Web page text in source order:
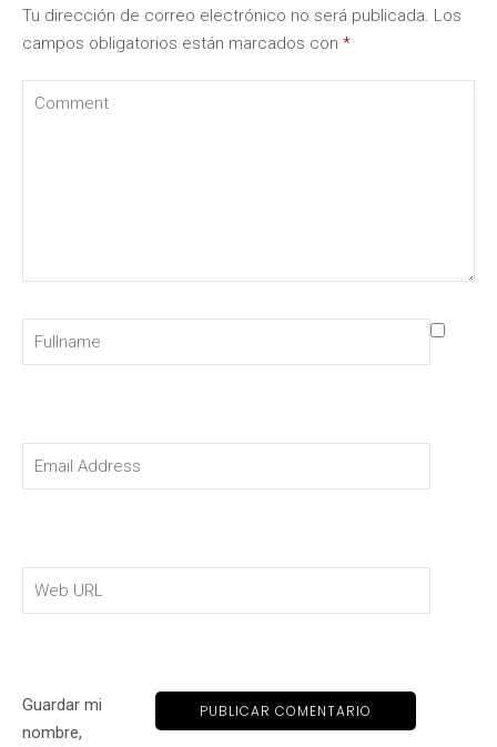
Tu dirección de correo electrónico no será publicada. Los
campos obligatorios están marcados con *
Guardar mi
nombre,